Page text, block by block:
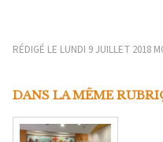
RÉDIGÉ LE LUNDI 9 JUILLET 2018
DANS LA MÊME